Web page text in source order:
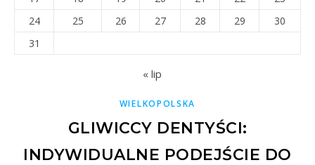
24
25 26 27 28 29
30
31
« lip
WIELKOPOLSKA
GLIWICCY DENTYŚCI:
INDYWIDUALNE PODEJŚCIE DO